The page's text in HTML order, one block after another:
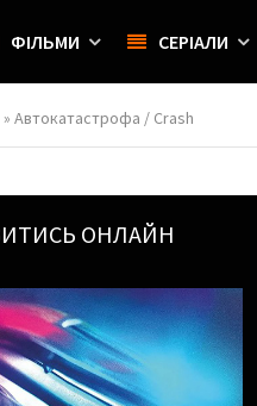
ФІЛЬМИ СЕРІАЛИ
» Автокатастрофа / Crash
ОНЛАЙН